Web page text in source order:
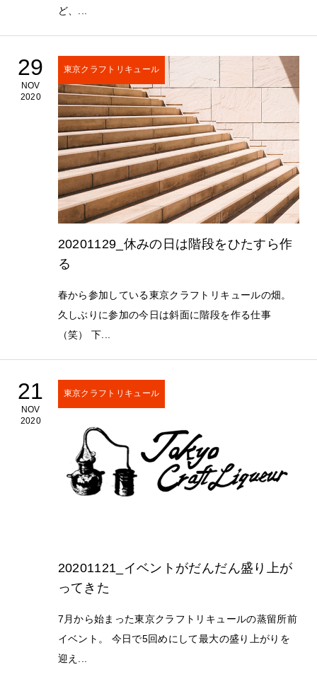
ど、...
29
NOV
2020
東京クラフトリキュール
20201129_休みの日は階段をひたすら作
る
春から参加している東京クラフトリキュールの畑。
久しぶりに参加の今日は斜面に階段を作る仕事
（笑） 下...
21
NOV
2020
東京クラフトリキュール
20201121_イベントがだんだん盛り上が
ってきた
7月から始まった東京クラフトリキュールの蒸留所前
イベント。 今日で5回めにして最大の盛り上がりを
迎え...